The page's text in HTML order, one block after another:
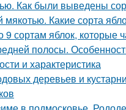
Как были выведены
мякотью. Какие сорта
9 сортам яблок, которые
полосы.
и характеристика
деревьев и